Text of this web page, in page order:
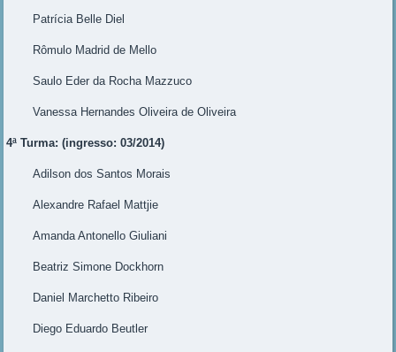
Patrícia Belle Diel
Rômulo Madrid de Mello
Saulo Eder da Rocha Mazzuco
Vanessa Hernandes Oliveira de Oliveira
4ª Turma: (ingresso: 03/2014)
Adilson dos Santos Morais
Alexandre Rafael Mattjie
Amanda Antonello Giuliani
Beatriz Simone Dockhorn
Daniel Marchetto Ribeiro
Diego Eduardo Beutler